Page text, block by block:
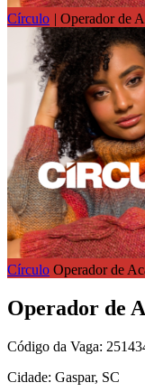
Círculo | Operador de
Círculo Operador de
Operador de
Código da Vaga:
Cidade: Gaspar, SC